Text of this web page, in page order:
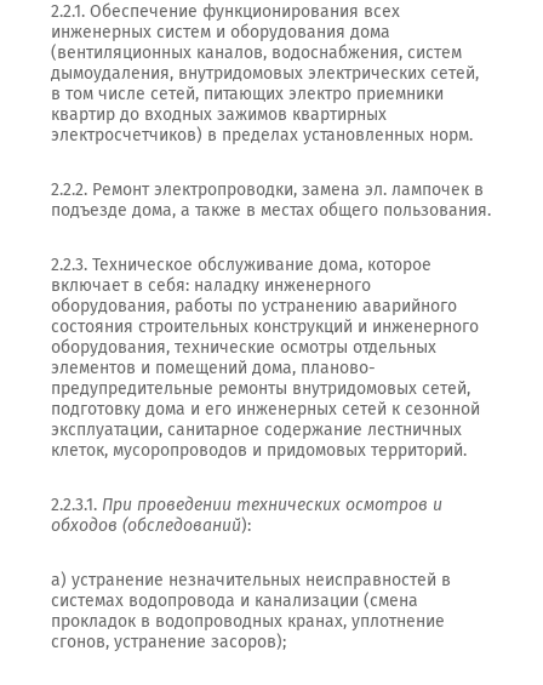
2.2.1. Обеспечение функционирования всех
инженерных систем и оборудования дома
(вентиляционных каналов, водоснабжения, систем
дымоудаления, внутридомовых электрических сетей,
в том числе сетей, питающих электро приемники
квартир до входных зажимов квартирных
электросчетчиков) в пределах установленных норм.
2.2.2. Ремонт электропроводки, замена эл. лампочек в
подъезде дома, а также в местах общего пользования.
2.2.3. Техническое обслуживание дома, которое
включает в себя: наладку инженерного
оборудования, работы по устранению аварийного
состояния строительных конструкций и инженерного
оборудования, технические осмотры отдельных
элементов и помещений дома, планово-
предупредительные ремонты внутридомовых сетей,
подготовку дома и его инженерных сетей к сезонной
эксплуатации, санитарное содержание лестничных
клеток, мусоропроводов и придомовых территорий.
2.2.3.1. При проведении технических осмотров и
обходов (обследований):
а) устранение незначительных неисправностей в
системах водопровода и канализации (смена
прокладок в водопроводных кранах, уплотнение
сгонов, устранение засоров);